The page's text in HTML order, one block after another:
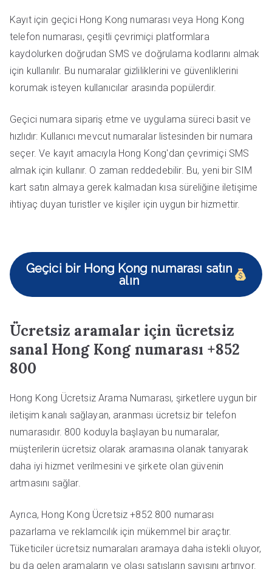
Kayıt için geçici Hong Kong numarası veya Hong Kong
telefon numarası, çeşitli çevrimiçi platformlara
kaydolurken doğrudan SMS ve doğrulama kodlarını almak
için kullanılır. Bu numaralar gizliliklerini ve güvenliklerini
korumak isteyen kullanıcılar arasında popülerdir.
Geçici numara sipariş etme ve uygulama süreci basit ve
hızlıdır: Kullanıcı mevcut numaralar listesinden bir numara
seçer. Ve kayıt amacıyla Hong Kong'dan çevrimiçi SMS
almak için kullanır. O zaman reddedebilir. Bu, yeni bir SIM
kart satın almaya gerek kalmadan kısa süreliğine iletişime
ihtiyaç duyan turistler ve kişiler için uygun bir hizmettir.
Geçici bir Hong Kong numarası satın
alın
Ücretsiz aramalar için ücretsiz
sanal Hong Kong numarası +852
800
Hong Kong Ücretsiz Arama Numarası, şirketlere uygun bir
iletişim kanalı sağlayan, aranması ücretsiz bir telefon
numarasıdır. 800 koduyla başlayan bu numaralar,
müşterilerin ücretsiz olarak aramasına olanak tanıyarak
daha iyi hizmet verilmesini ve şirkete olan güvenin
artmasını sağlar.
Ayrıca, Hong Kong Ücretsiz +852 800 numarası
pazarlama ve reklamcılık için mükemmel bir araçtır.
Tüketiciler ücretsiz numaraları aramaya daha istekli oluyor,
bu da gelen aramaların ve olası satışların sayısını artırıyor.